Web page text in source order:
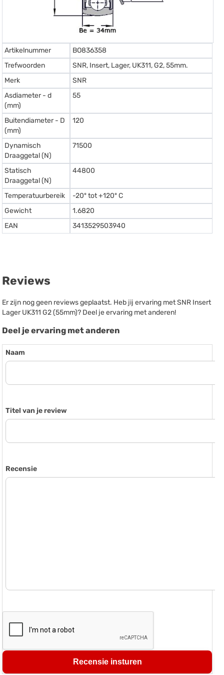
Artikelnummer
BO836358
Trefwoorden
SNR, Insert, Lager, UK311, G2, 55mm.
Merk
SNR
Asdiameter - d
(mm)
55
Buitendiameter - D
(mm)
120
Dynamisch
Draaggetal (N)
71500
Statisch
Draaggetal (N)
44800
Temperatuurbereik
-20º tot +120º C
Gewicht
1.6820
EAN
3413529503940
Reviews
Er zijn nog geen reviews geplaatst. Heb jij ervaring met SNR Insert
Lager UK311 G2 (55mm)? Deel je ervaring met anderen!
Deel je ervaring met anderen
Naam
Titel van je review
Recensie
Recensie insturen